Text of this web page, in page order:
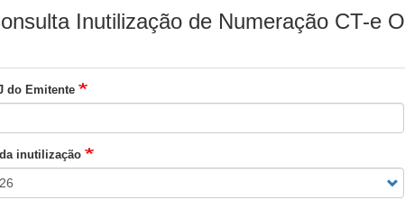
Inutilização de Numeração CT-e
do Emitente
inutilização